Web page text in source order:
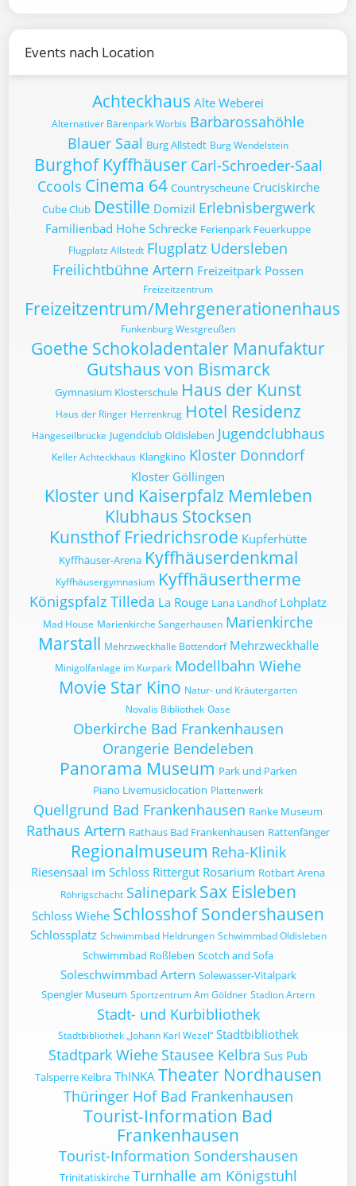
Events nach Location
Achteckhaus Alte Weberei
Alternativer Bärenpark Worbis Barbarossahöhle
Blauer Saal Burg Allstedt Burg Wendelstein
Burghof Kyffhäuser Carl-Schroeder-Saal
Ccools Cinema 64 Countryscheune Cruciskirche
Cube Club Destille Domizil Erlebnisbergwerk
Familienbad Hohe Schrecke Ferienpark Feuerkuppe
Flugplatz Allstedt Flugplatz Udersleben
Freilichtbühne Artern Freizeitpark Possen
Freizeitzentrum
Freizeitzentrum/Mehrgenerationenhaus
Funkenburg Westgreußen
Goethe Schokoladentaler Manufaktur
Gutshaus von Bismarck
Gymnasium Klosterschule Haus der Kunst
Haus der Ringer Herrenkrug Hotel Residenz
Hängeseilbrücke Jugendclub Oldisleben Jugendclubhaus
Keller Achteckhaus Klangkino Kloster Donndorf
Kloster Göllingen
Kloster und Kaiserpfalz Memleben
Klubhaus Stocksen
Kunsthof Friedrichsrode Kupferhütte
Kyffhäuser-Arena Kyffhäuserdenkmal
Kyffhäusergymnasium Kyffhäusertherme
Königspfalz Tilleda La Rouge Lana Landhof Lohplatz
Mad House Marienkirche Sangerhausen Marienkirche
Marstall Mehrzweckhalle Bottendorf Mehrzweckhalle
Minigolfanlage im Kurpark Modellbahn Wiehe
Movie Star Kino Natur- und Kräutergarten
Novalis Bibliothek Oase
Oberkirche Bad Frankenhausen
Orangerie Bendeleben
Panorama Museum Park und Parken
Piano Livemusiclocation Plattenwerk
Quellgrund Bad Frankenhausen Ranke Museum
Rathaus Artern Rathaus Bad Frankenhausen Rattenfänger
Regionalmuseum Reha-Klinik
Riesensaal im Schloss Rittergut Rosarium Rotbart Arena
Röhrigschacht Salinepark Sax Eisleben
Schloss Wiehe Schlosshof Sondershausen
Schlossplatz Schwimmbad Heldrungen Schwimmbad Oldisleben
Schwimmbad Roßleben Scotch and Sofa
Soleschwimmbad Artern Solewasser-Vitalpark
Spengler Museum Sportzentrum Am Göldner Stadion Artern
Stadt- und Kurbibliothek
Stadtbibliothek „Johann Karl Wezel“ Stadtbibliothek
Stadtpark Wiehe Stausee Kelbra Sus Pub
Talsperre Kelbra ThINKA Theater Nordhausen
Thüringer Hof Bad Frankenhausen
Tourist-Information Bad
Frankenhausen
Tourist-Information Sondershausen
Trinitatiskirche Turnhalle am Königstuhl